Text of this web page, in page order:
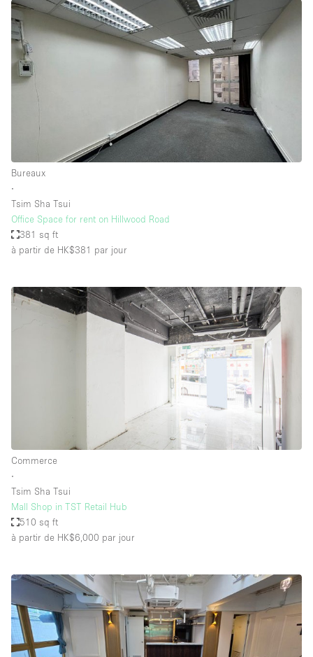
Bureaux
∙
Tsim Sha Tsui
Office Space for rent on Hillwood Road
381 sq ft
à partir de HK$381 par jour
Commerce
∙
Tsim Sha Tsui
Mall Shop in TST Retail Hub
510 sq ft
à partir de HK$6,000 par jour